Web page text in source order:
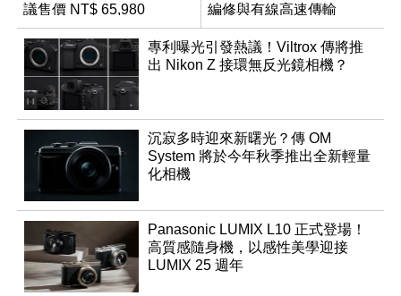
議售價 NT$ 65,980
編修與有線高速傳輸
專利曝光引發熱議！Viltrox 傳將推
出 Nikon Z 接環無反光鏡相機？
沉寂多時迎來新曙光？傳 OM
System 將於今年秋季推出全新輕量
化相機
Panasonic LUMIX L10 正式登場！
高質感隨身機，以感性美學迎接
LUMIX 25 週年